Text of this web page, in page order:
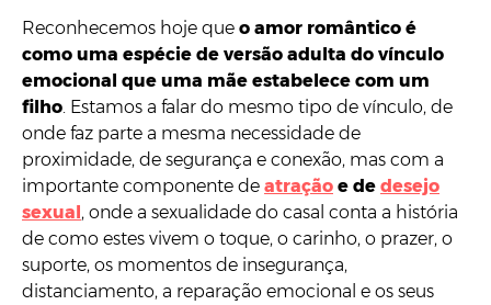
Reconhecemos hoje que o amor romântico é
como uma espécie de versão adulta do vínculo
emocional que uma mãe estabelece com um
filho. Estamos a falar do mesmo tipo de vínculo, de
onde faz parte a mesma necessidade de
proximidade, de segurança e conexão, mas com a
importante componente de atração e de desejo
sexual , onde a sexualidade do casal conta a história
de como estes vivem o toque, o carinho, o prazer, o
suporte, os momentos de insegurança,
distanciamento, a reparação emocional e os seus